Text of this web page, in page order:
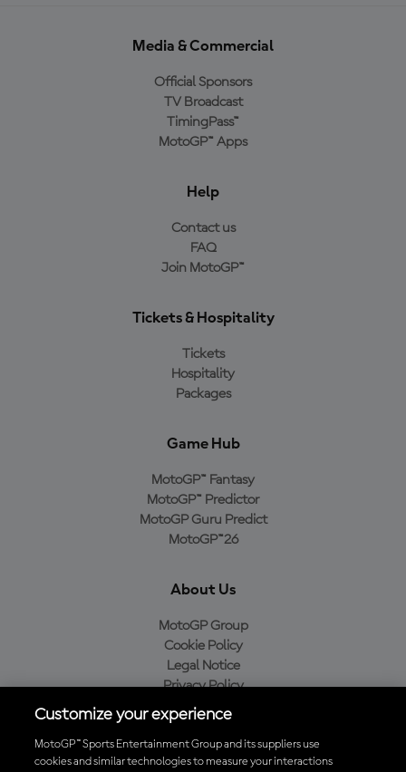
Media & Commercial
Official Sponsors
TV Broadcast
TimingPass™
MotoGP™ Apps
Help
Contact us
FAQ
Join MotoGP™
Tickets & Hospitality
Tickets
Hospitality
Packages
Game Hub
MotoGP™ Fantasy
MotoGP™ Predictor
MotoGP Guru Predict
MotoGP™26
About Us
MotoGP Group
Cookie Policy
Legal Notice
Privacy Policy
Purchase Policy
Customize your experience
MotoGP™ Sports Entertainment Group and its suppliers use
cookies and similar technologies to measure your interactions